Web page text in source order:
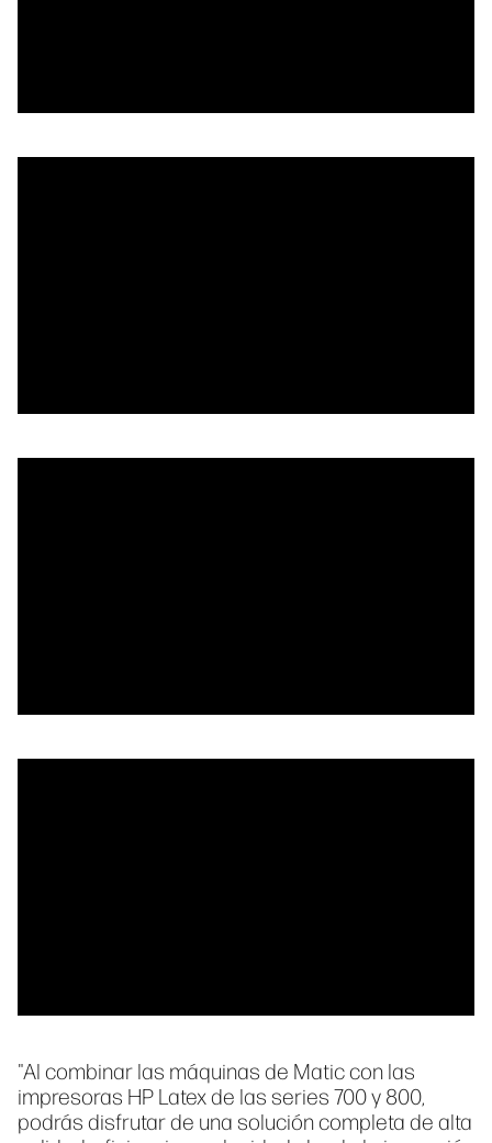
"Al combinar las máquinas de Matic con las
impresoras HP Latex de las series 700 y 800,
podrás disfrutar de una solución completa de alta